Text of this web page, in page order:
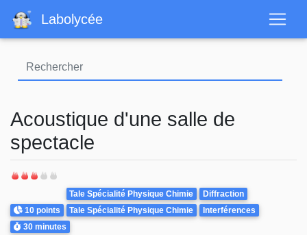
contenu
Labolycée
Acoustique d'une salle de
spectacle
Points
10 points
Theme
Tale Spécialité Physique Chimie
Diffraction
Tale Spécialité Physique Chimie
Interférences
Durée
30 minutes